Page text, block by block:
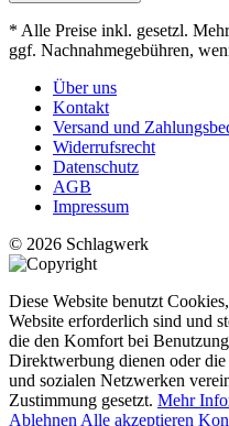
* Alle Preise inkl. gesetzl.
ggf. Nachnahmegebühren,
Über uns
Kontakt
Versand und
Widerrufsrecht
Datenschutz
AGB
Impressum
© 2026 Schlagwerk
Diese Website benutzt
Website erforderlich sind und
die den Komfort bei
Direktwerbung dienen oder
und sozialen Netzwerken
Zustimmung gesetzt. Mehr
Ablehnen Alle akzeptieren